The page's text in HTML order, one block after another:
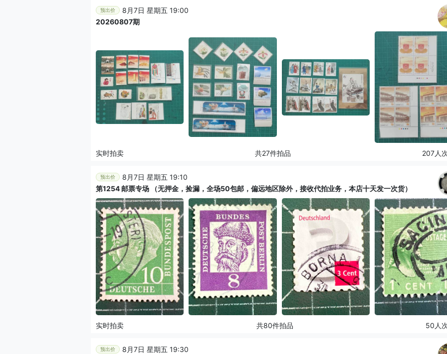
预出价
8月7日 星期五 19:00
20260807期
实时拍卖 共27件拍品 207人
预出价
8月7日 星期五 19:10
第1254 邮票专场 （无押金，捡漏，全场50包邮，偏远地区除外，接收代拍业务，本店十天发一次货）
实时拍卖 共80件拍品 50人
预出价
8月7日 星期五 19:30